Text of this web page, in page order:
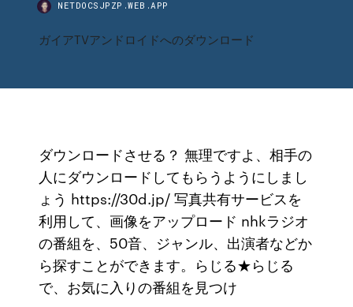
NETDOCSJPZP.WEB.APP
ガイアTVアンドロイドへのダウンロード
ダウンロードさせる？ 無理ですよ、相手の
人にダウンロードしてもらうようにしまし
ょう https://30d.jp/ 写真共有サービスを
利用して、画像をアップロード nhkラジオ
の番組を、50音、ジャンル、出演者などか
ら探すことができます。らじる★らじる
で、お気に入りの番組を見つけ